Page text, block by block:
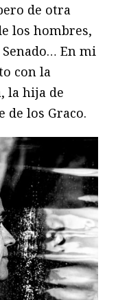
de otra
los hombres,
En mi
con la
la hija de
de los Graco.